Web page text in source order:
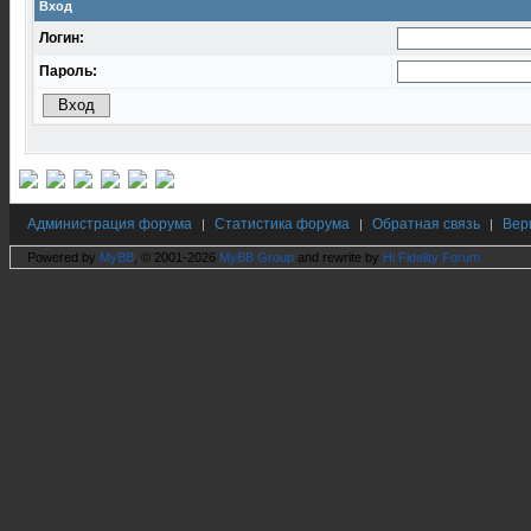
Вход
Логин:
Пароль:
Администрация форума | Статистика форума | Обратная связь |
Powered by MyBB , © 2001-2026 MyBB Group and rewrite by Hi Fidelity Forum